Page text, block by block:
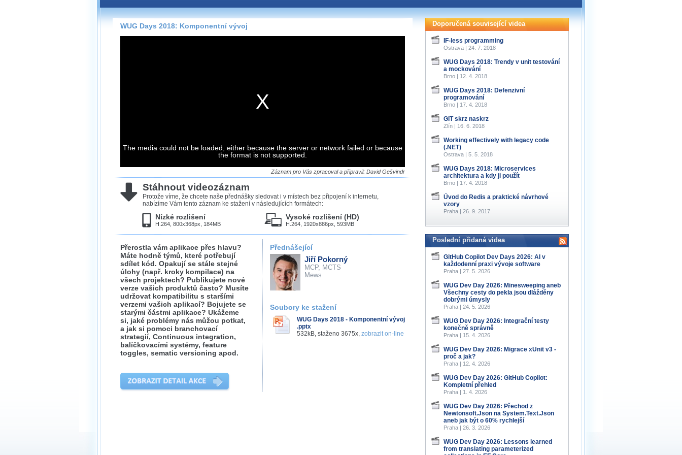
Záznamy na našem webu můžete pohodlně sledovat
přímo na stránce s využitím našehoHTML 5nebo
Silverlightpřehrávače.
neumožňuje, proto umožňujeme stahování vybraných
Velmi staré záznamy máme historicky uložené
ve formátu, který není vhodný pro stahování,
proto je ke stažení nenabízíme.
WUG Days 2018: Komponentní vývoj
The media could not be loaded, either because the server or network failed or because
the format is not supported.
Záznam pro Vás zpracoval a připravil: David Gešvindr
Stáhnout videozáznam
Protože víme, že chcete naše přednášky sledovat i v místech bez připojení k internetu,
nabízíme Vám tento záznam ke stažení v následujících formátech:
Nízké rozlišení
H.264, 800x368px, 184MB
Vysoké rozlišení (HD)
H.264, 1920x886px, 593MB
Přerostla vám aplikace přes hlavu?
Máte hodně týmů, které potřebují
sdílet kód. Opakují se stále stejné
úlohy (např. kroky kompilace) na
všech projektech? Publikujete nové
verze vašich produktů často? Musíte
udržovat kompatibilitu s staršími
verzemi vašich aplikací? Bojujete se
starými částmi aplikace? Ukážeme
si, jaké problémy nás můžou potkat,
a jak si pomoci branchovací
strategií, Continuous integration,
balíčkovacími systémy, feature
toggles, sematic versioning apod.
Přednášející
Jiří Pokorný
MCP, MCTS
Mews
Soubory ke stažení
WUG Days 2018 - Komponentní vývoj
.pptx
532kB, staženo 3675x, zobrazit on-line
Doporučená související videa
IF-less programming
Ostrava | 24. 7. 2018
WUG Days 2018: Trendy v unit testování
a mockování
Brno | 12. 4. 2018
WUG Days 2018: Defenzivní
programování
Brno | 17. 4. 2018
GIT skrz naskrz
Zlín | 16. 6. 2018
Working effectively with legacy code
(.NET)
Ostrava | 5. 5. 2018
WUG Days 2018: Microservices
architektura a kdy ji použít
Brno | 17. 4. 2018
Úvod do Redis a praktické návrhové
vzory
Praha | 26. 9. 2017
Poslední přidaná videa
GitHub Copilot Dev Days 2026: AI v
každodenní praxi vývoje software
Praha | 27. 5. 2026
WUG Dev Day 2026: Minesweeping aneb
Všechny cesty do pekla jsou dlážděny
dobrými úmysly
Praha | 24. 5. 2026
WUG Dev Day 2026: Integrační testy
konečně správně
Praha | 15. 4. 2026
WUG Dev Day 2026: Migrace xUnit v3 -
proč a jak?
Praha | 12. 4. 2026
WUG Dev Day 2026: GitHub Copilot:
Kompletní přehled
Praha | 1. 4. 2026
WUG Dev Day 2026: Přechod z
Newtonsoft.Json na System.Text.Json
aneb jak být o 60% rychlejší
Praha | 26. 3. 2026
WUG Dev Day 2026: Lessons learned
from translating parameterized